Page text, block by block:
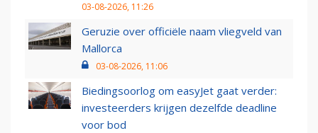
03-08-2026, 11:26
Geruzie over officiële naam vliegveld van
Mallorca
03-08-2026, 11:06
Biedingsoorlog om easyJet gaat verder:
investeerders krijgen dezelfde deadline
voor bod